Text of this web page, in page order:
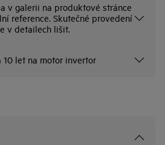
v galerii na produktové stránce
reference. Skutečné provedení
v detailech lišit.
10 let na motor invertor